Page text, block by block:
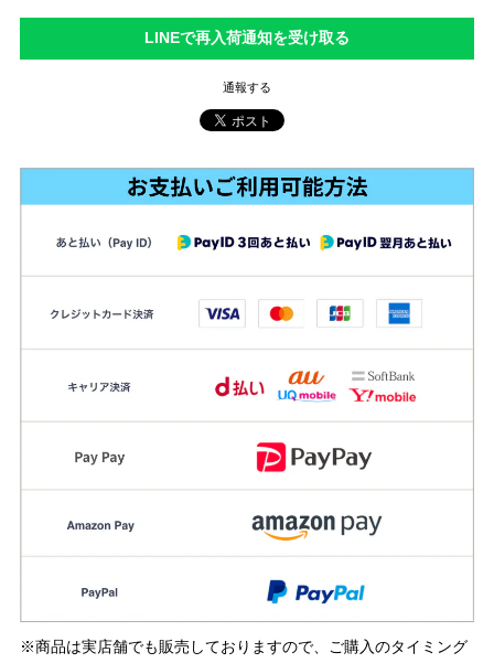
LINEで再入荷通知を受け取る
通報する
※商品は実店舗でも販売しておりますので、ご購入のタイミング